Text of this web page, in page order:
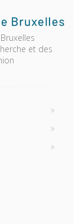
et des